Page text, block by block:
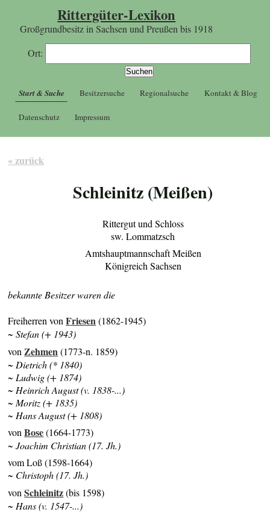
Rittergüter-Lexikon
Großgrundbesitz in Sachsen und Preußen bis 1918
Ort:
Start & Suche Besitzersuche Regionalsuche Kontakt & Blog
Datenschutz Impressum
« zurück
Schleinitz (Meißen)
Rittergut und Schloss
sw. Lommatzsch
Amtshauptmannschaft Meißen
Königreich Sachsen
bekannte Besitzer waren die
Freiherren vonFriesen(1862-1945)
~ Stefan (+ 1943)
von Zehmen(1773-n. 1859)
~ Dietrich (* 1840)
~ Ludwig (+ 1874)
~ Heinrich August (v. 1838-...)
~ Moritz (+ 1835)
~ Hans August (+ 1808)
vonBose(1664-1773)
~ Joachim Christian (17. Jh.)
vom Loß (1598-1664)
~ Christoph (17. Jh.)
vonSchleinitz(bis 1598)
~ Hans (v. 1547-...)